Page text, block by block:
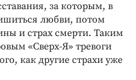
за которым, в
любви, потом
и страх смерти. Таким
«Сверх-Я» тревоги
как другие страхи уже